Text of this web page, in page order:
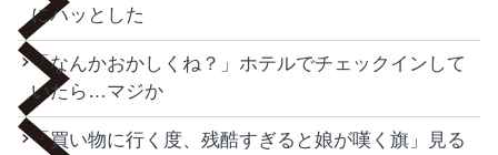
にハッとした
「なんかおかしくね？」ホテルでチェックインして
いたら…マジか
「買い物に行く度、残酷すぎると娘が嘆く旗」見る